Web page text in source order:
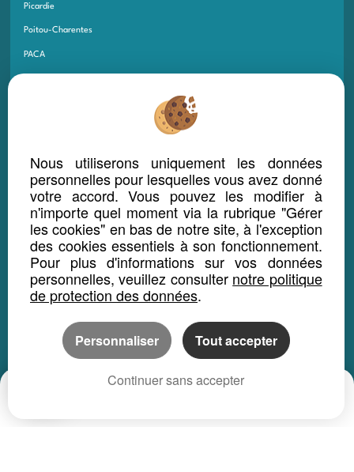
Picardie
Poitou-Charentes
PACA
Guyane
La Réunion
Saint-Pierre-et-Miquelon
Mayotte
Saint Martin
Saint-Barthélémy
Wallis-et-Futuna
Nous utiliserons uniquement les données
personnelles pour lesquelles vous avez donné
votre accord. Vous pouvez les modifier à
n'importe quel moment via la rubrique "Gérer
les cookies" en bas de notre site, à l'exception
des cookies essentiels à son fonctionnement.
Pour plus d'informations sur vos données
personnelles, veuillez consulter notre politique
de protection des données.
Personnaliser Tout accepter
Continuer sans accepter